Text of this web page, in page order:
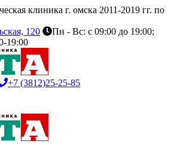
клиника г. омска 2011-2019 гг. по
120
Пн - Вс: с 09:00 до 19:00;
19:00
+7 (3812)25-25-85